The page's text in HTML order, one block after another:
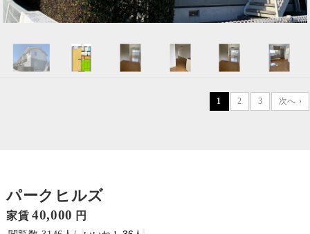
1 2 3 次へ ›
パークヒルズ
家賃 40,000 円